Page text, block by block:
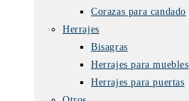
Corazas para candado
Herrajes
Bisagras
Herrajes para muebles
Herrajes para puertas